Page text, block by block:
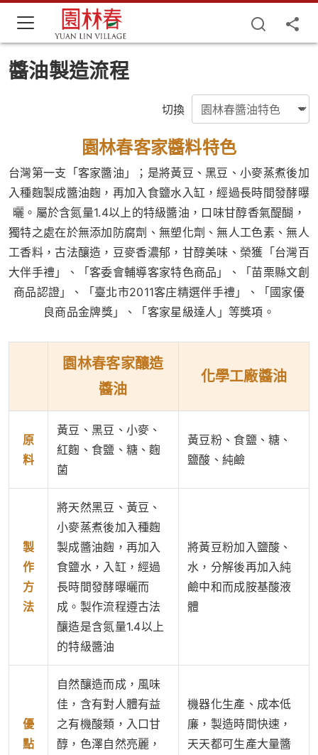
醬油製造流程
切換
園林春客家醬料特色
台灣第一支「客家醬油」；是將黃豆、黑豆、小麥蒸煮後加
入種麴製成醬油麴，再加入食鹽水入缸，經過長時間發酵曝
曬。屬於含氮量1.4以上的特級醬油，口味甘醇香氣醍醐，
獨特之處在於無添加防腐劑、無塑化劑、無人工色素、無人
工香料，古法釀造，豆麥香濃郁，甘醇美味、榮獲「台灣百
大伴手禮」、「客委會輔導客家特色商品」、「苗栗縣文創
商品認證」、「臺北市2011客庄精選伴手禮」、「國家優
良商品金牌獎」、「客家星級達人」等獎項。
園林春客家釀造
醬油
化學工廠醬油
原
料
黃豆、黑豆、小麥、
紅麴、食鹽、糖、麴
菌
黃豆粉、食鹽、糖、
鹽酸、純鹼
製
作
方
法
將天然黑豆、黃豆、
小麥蒸煮後加入種麴
製成醬油麴，再加入
食鹽水，入缸，經過
長時間發酵曝曬而
成。製作流程遵古法
釀造是含氮量1.4以上
的特級醬油
將黃豆粉加入鹽酸、
水，分解後再加入純
鹼中和而成胺基酸液
體
優
點
自然釀造而成，風味
佳，含有對人體有益
之有機酸類，入口甘
醇，色澤自然亮麗，
機器化生產、成本低
廉，製造時間快速，
天天都可生產大量醬